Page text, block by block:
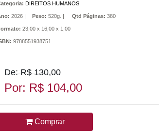
DIREITOS HUMANOS
2026 | Peso: 520g. | Qtd Páginas: 380
23,00 x 16,00 x 1,00
9788551938751
De: R$ 130,00
Por: R$ 104,00
Comprar